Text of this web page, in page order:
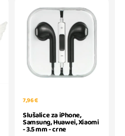
7,96 €
Slušalice za iPhone,
Samsung, Huawei, Xiaomi
- 3.5 mm - crne